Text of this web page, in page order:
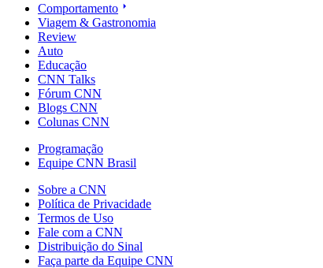
Comportamento
Viagem & Gastronomia
Review
Auto
Educação
CNN Talks
Fórum CNN
Blogs CNN
Colunas CNN
Programação
Equipe CNN Brasil
Sobre a CNN
Política de Privacidade
Termos de Uso
Fale com a CNN
Distribuição do Sinal
Faça parte da Equipe CNN